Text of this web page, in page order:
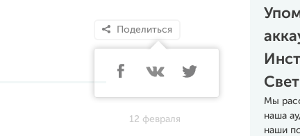
Мы
наша
наши
Поделиться
12 февраля